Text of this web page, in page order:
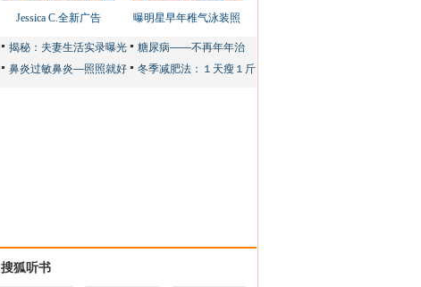
Jessica C.全新广告 曝明星早年稚气泳装照
搜狐听书